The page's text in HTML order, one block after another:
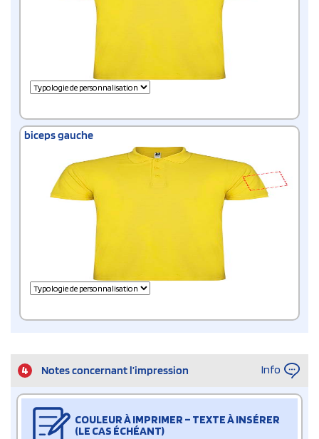
biceps gauche
4 Notes concernant l’impression Info
COULEUR À IMPRIMER – TEXTE À INSÉRER
(LE CAS ÉCHÉANT)